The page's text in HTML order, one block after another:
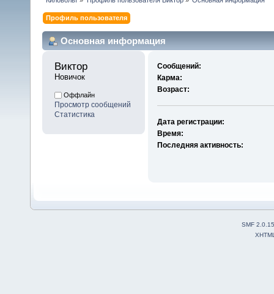
Профиль пользователя
Основная информация
Виктор
Новичок
Оффлайн
Просмотр сообщений
Статистика
Сообщений:
Карма:
Возраст:
Дата регистрации:
Время:
Последняя активность:
SMF 2.0.15